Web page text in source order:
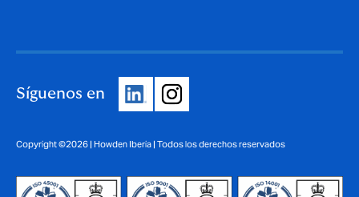
Síguenos en
Copyright ©2026 | Howden Iberia | Todos los derechos reservados